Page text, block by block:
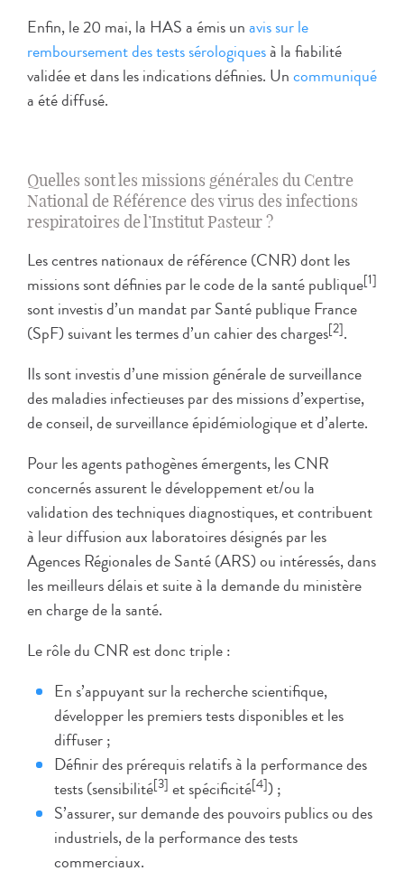
Enfin, le 20 mai, la HAS a émis unavis sur le
remboursement des tests sérologiquesà la fiabilité
validée et dans les indications définies. Uncommuniqué
a été diffusé.
Quelles sont les missions générales du Centre
National de Référence des virus des infections
respiratoires de l’Institut Pasteur ?
Les centres nationaux de référence (CNR) dont les
missions sont définies par le code de la santé publique[1]
sont investis d’un mandat par Santé publique France
(SpF) suivant les termes d’un cahier des charges[2].
Ils sont investis d’une mission générale de surveillance
des maladies infectieuses par des missions d’expertise,
de conseil, de surveillance épidémiologique et d’alerte.
Pour les agents pathogènes émergents, les CNR
concernés assurent le développement et/ou la
validation des techniques diagnostiques, et contribuent
à leur diffusion aux laboratoires désignés par les
Agences Régionales de Santé (ARS) ou intéressés, dans
les meilleurs délais et suite à la demande du ministère
en charge de la santé.
Le rôle du CNR est donc triple :
En s’appuyant sur la recherche scientifique,
développer les premiers tests disponibles et les
diffuser ;
Définir des prérequis relatifs à la performance des
tests (sensibilité[3] et spécificité[4]) ;
S’assurer, sur demande des pouvoirs publics ou des
industriels, de la performance des tests
commerciaux.